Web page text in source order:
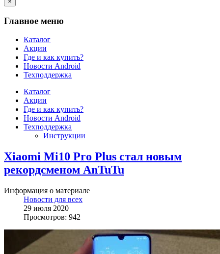
Главное меню
Каталог
Акции
Где и как купить?
Новости Android
Техподдержка
Каталог
Акции
Где и как купить?
Новости Android
Техподдержка
Инструкции
Xiaomi Mi10 Pro Plus стал новым
рекордсменом AnTuTu
Информация о материале
Новости для всех
29 июля 2020
Просмотров: 942